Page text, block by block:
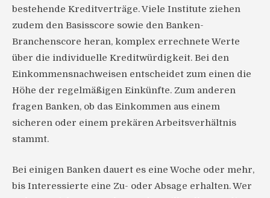
bestehende Kreditverträge. Viele Institute ziehen
zudem den Basisscore sowie den Banken-
Branchenscore heran, komplex errechnete Werte
über die individuelle Kreditwürdigkeit. Bei den
Einkommensnachweisen entscheidet zum einen die
Höhe der regelmäßigen Einkünfte. Zum anderen
fragen Banken, ob das Einkommen aus einem
sicheren oder einem prekären Arbeitsverhältnis
stammt.
Bei einigen Banken dauert es eine Woche oder mehr,
bis Interessierte eine Zu- oder Absage erhalten. Wer